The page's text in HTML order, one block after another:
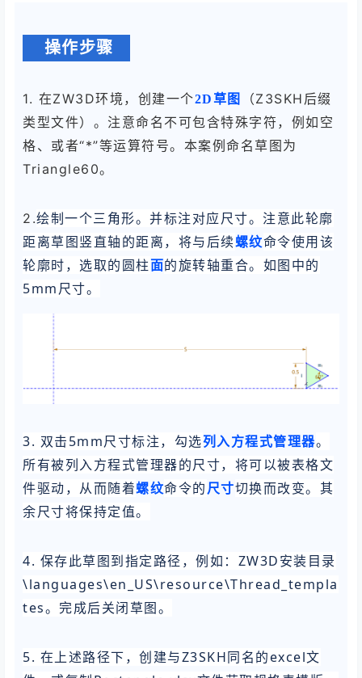
操作步骤
1. 在ZW3D环境，创建一个2D草图
（Z3SKH后缀
类型文件）。注意命名不可包含特殊字符，例如空
格、或者“*”等运算符号。本案例命名草图为
Triangle60。
2.绘制一个三角形。并标注对应尺寸。注意此轮廓
距离草图竖直轴的距离，将与后续螺纹命令使用该
轮廓时，选取的圆柱 面的旋转轴重合。如图中的
5mm尺寸。
3. 双击5mm尺寸标注，勾选列入方程式管理器。
所有被列入方程式管理器的尺寸，将可以被表格文
件驱动，从而随着螺纹命令的 尺寸切换而改变。其
余尺寸将保持定值。
4. 保存此草图到指定路径，例如：ZW3D安装目录
\languages\en_US\resource\Thread_templa
tes。完成后关闭草图。
5. 在上述路径下，创建与Z3SKH同名的excel文